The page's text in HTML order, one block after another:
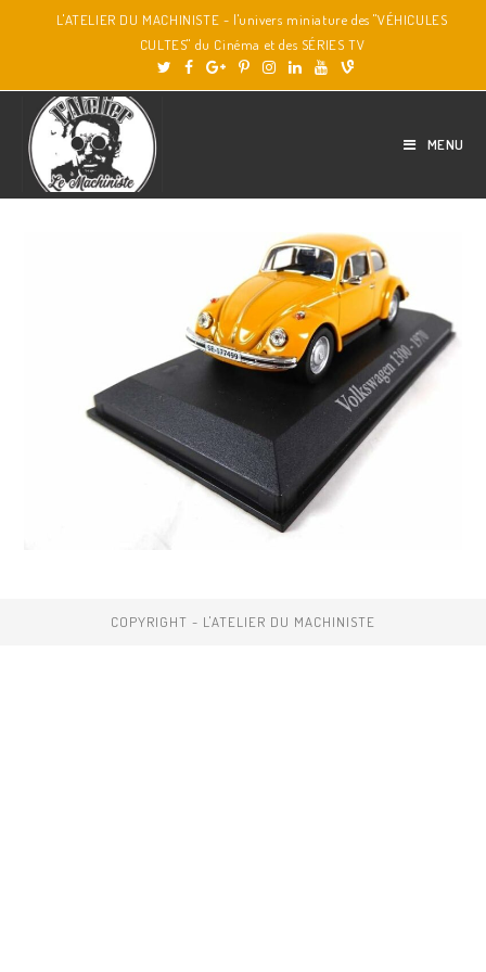
L'ATELIER DU MACHINISTE - l'univers miniature des "VÉHICULES
CULTES" du Cinéma et des SÉRIES TV
MENU
COPYRIGHT - L'ATELIER DU MACHINISTE